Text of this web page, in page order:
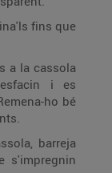
fins que
a la cassola
i es
ho bé
barreja
s'impregnin